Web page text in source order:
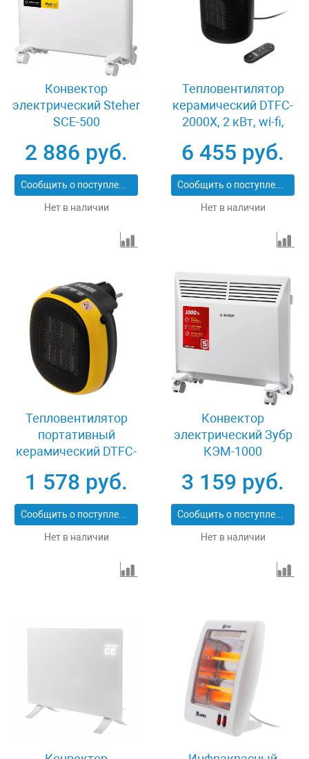
Конвектор
электрический Steher
SCE-500
2 886 руб.
Сообщить о поступлении
Нет в наличии
Тепловентилятор
керамический DTFC-
2000X, 2 кВт, wi-fi,
96426
6 455 руб.
Сообщить о поступлении
Нет в наличии
Тепловентилятор
портативный
керамический DTFC-
96407
1 578 руб.
Сообщить о поступлении
Нет в наличии
Конвектор
электрический Зубр
КЭМ-1000
3 159 руб.
Сообщить о поступлении
Нет в наличии